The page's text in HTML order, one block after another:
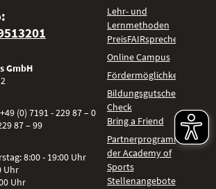
GmbH
+49 (0) 7191 - 229 87 – 0
87 – 99
8:00 - 19:00 Uhr
Uhr
Uhr
Lehr- und
Lernmethoden
PreisFAIRsprechen
Online Campus
Fördermöglichkeiten
Bildungsgutschein
Check
Bring a Friend
Partnerprogramm
der Academy of
Sports
Stellenangebote